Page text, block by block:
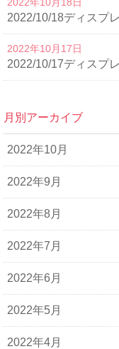
2022/10/18ディスプ
2022/10/17ディスプ
2022年10月17日
月別アーカイブ
2022年10月
2022年9月
2022年8月
2022年7月
2022年6月
2022年5月
2022年4月